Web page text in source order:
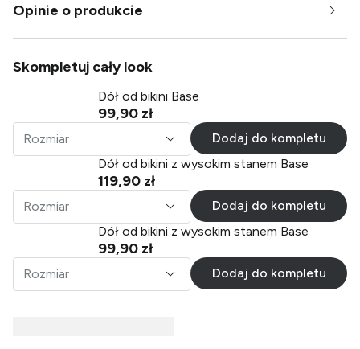
Opinie o produkcie
Skompletuj cały look
Dół od bikini Base
99,90 zł
Rozmiar
Dodaj do kompletu
Dół od bikini z wysokim stanem Base
119,90 zł
Rozmiar
Dodaj do kompletu
Dół od bikini z wysokim stanem Base
99,90 zł
Rozmiar Dodaj do kompletu